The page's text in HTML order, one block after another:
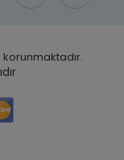
korunmaktadır.